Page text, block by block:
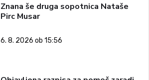
Znana še druga sopotnica Nataše
Pirc Musar
6. 8. 2026 ob 15:56